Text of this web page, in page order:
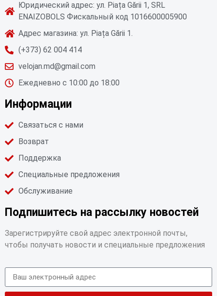
Юридический адрес: ул. Piața Gării 1, SRL
ENAIZOBOLS Фискальный код 1016600005900
Адрес магазина: ул. Piața Gării 1.
(+373) 62 004 414
velojan.md@gmail.com
Ежедневно с 10:00 до 18:00
Информации
Связаться с нами
Возврат
Поддержка
Специальные предложения
Обслуживание
Подпишитесь на рассылку новостей
Зарегистрируйте свой адрес электронной почты,
чтобы получать новости и специальные предложения